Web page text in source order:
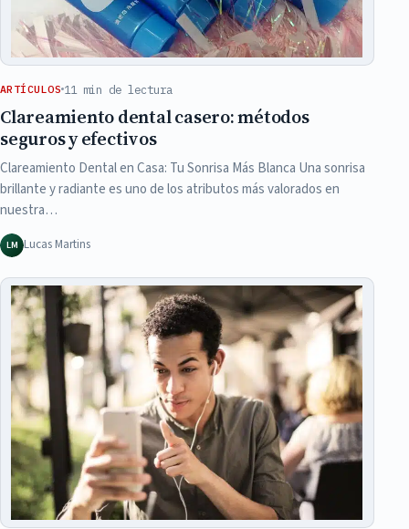
ARTÍCULOS 11 min de lectura
Clareamiento dental casero: métodos
seguros y efectivos
Clareamiento Dental en Casa: Tu Sonrisa Más Blanca Una sonrisa
brillante y radiante es uno de los atributos más valorados en
nuestra…
LM Lucas Martins